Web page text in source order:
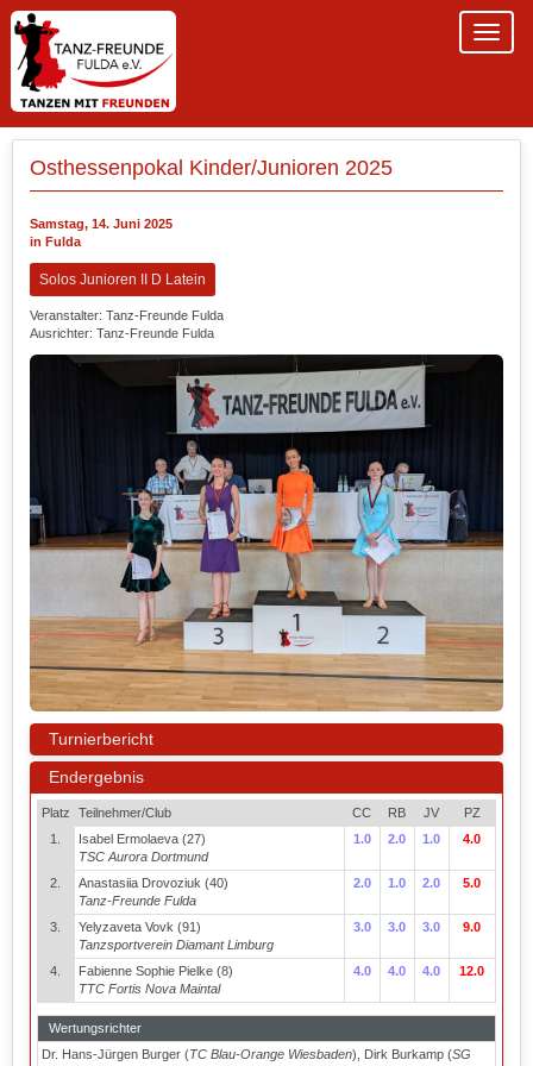
Osthessenpokal Kinder/Junioren 2025
Samstag, 14. Juni 2025
in Fulda
Solos Junioren II D Latein
Veranstalter: Tanz-Freunde Fulda
Ausrichter: Tanz-Freunde Fulda
Turnierbericht
Endergebnis
Platz Teilnehmer/Club CC RB JV
PZ
1.
Isabel Ermolaeva (27)
TSC Aurora Dortmund
1.0 2.0 1.0 4.0
2.
Anastasiia Drovoziuk (40)
Tanz-Freunde Fulda
2.0 1.0 2.0 5.0
3.
Yelyzaveta Vovk (91)
Tanzsportverein Diamant Limburg
3.0 3.0 3.0 9.0
4.
Fabienne Sophie Pielke (8)
TTC Fortis Nova Maintal
4.0 4.0 4.0 12.0
Wertungsrichter
Dr. Hans-Jürgen Burger (TC Blau-Orange Wiesbaden), Dirk Burkamp (SG